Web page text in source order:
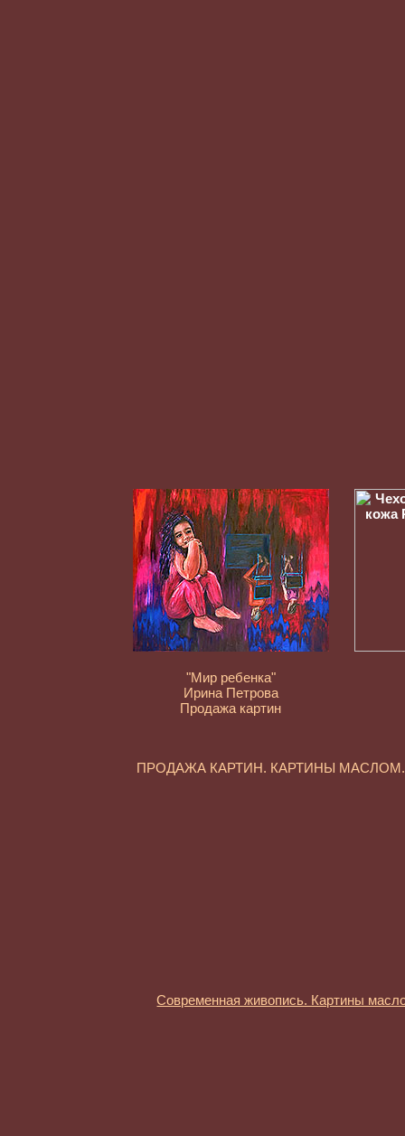
"Мир ребенка"
Ирина Петрова
Продажа картин
ПРОДАЖА КАРТИН. КАРТИНЫ
Современная живопись. Картины